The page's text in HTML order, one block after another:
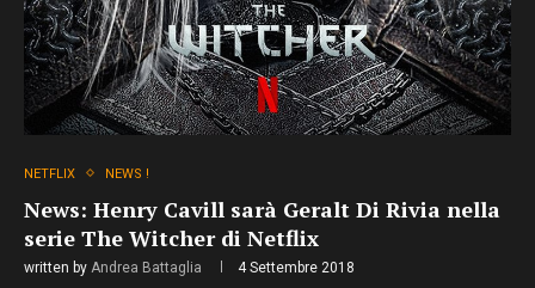
NETFLIX NEWS !
News: Henry Cavill sarà Geralt Di Rivia nella
serie The Witcher di Netflix
written by Andrea Battaglia 4 Settembre 2018